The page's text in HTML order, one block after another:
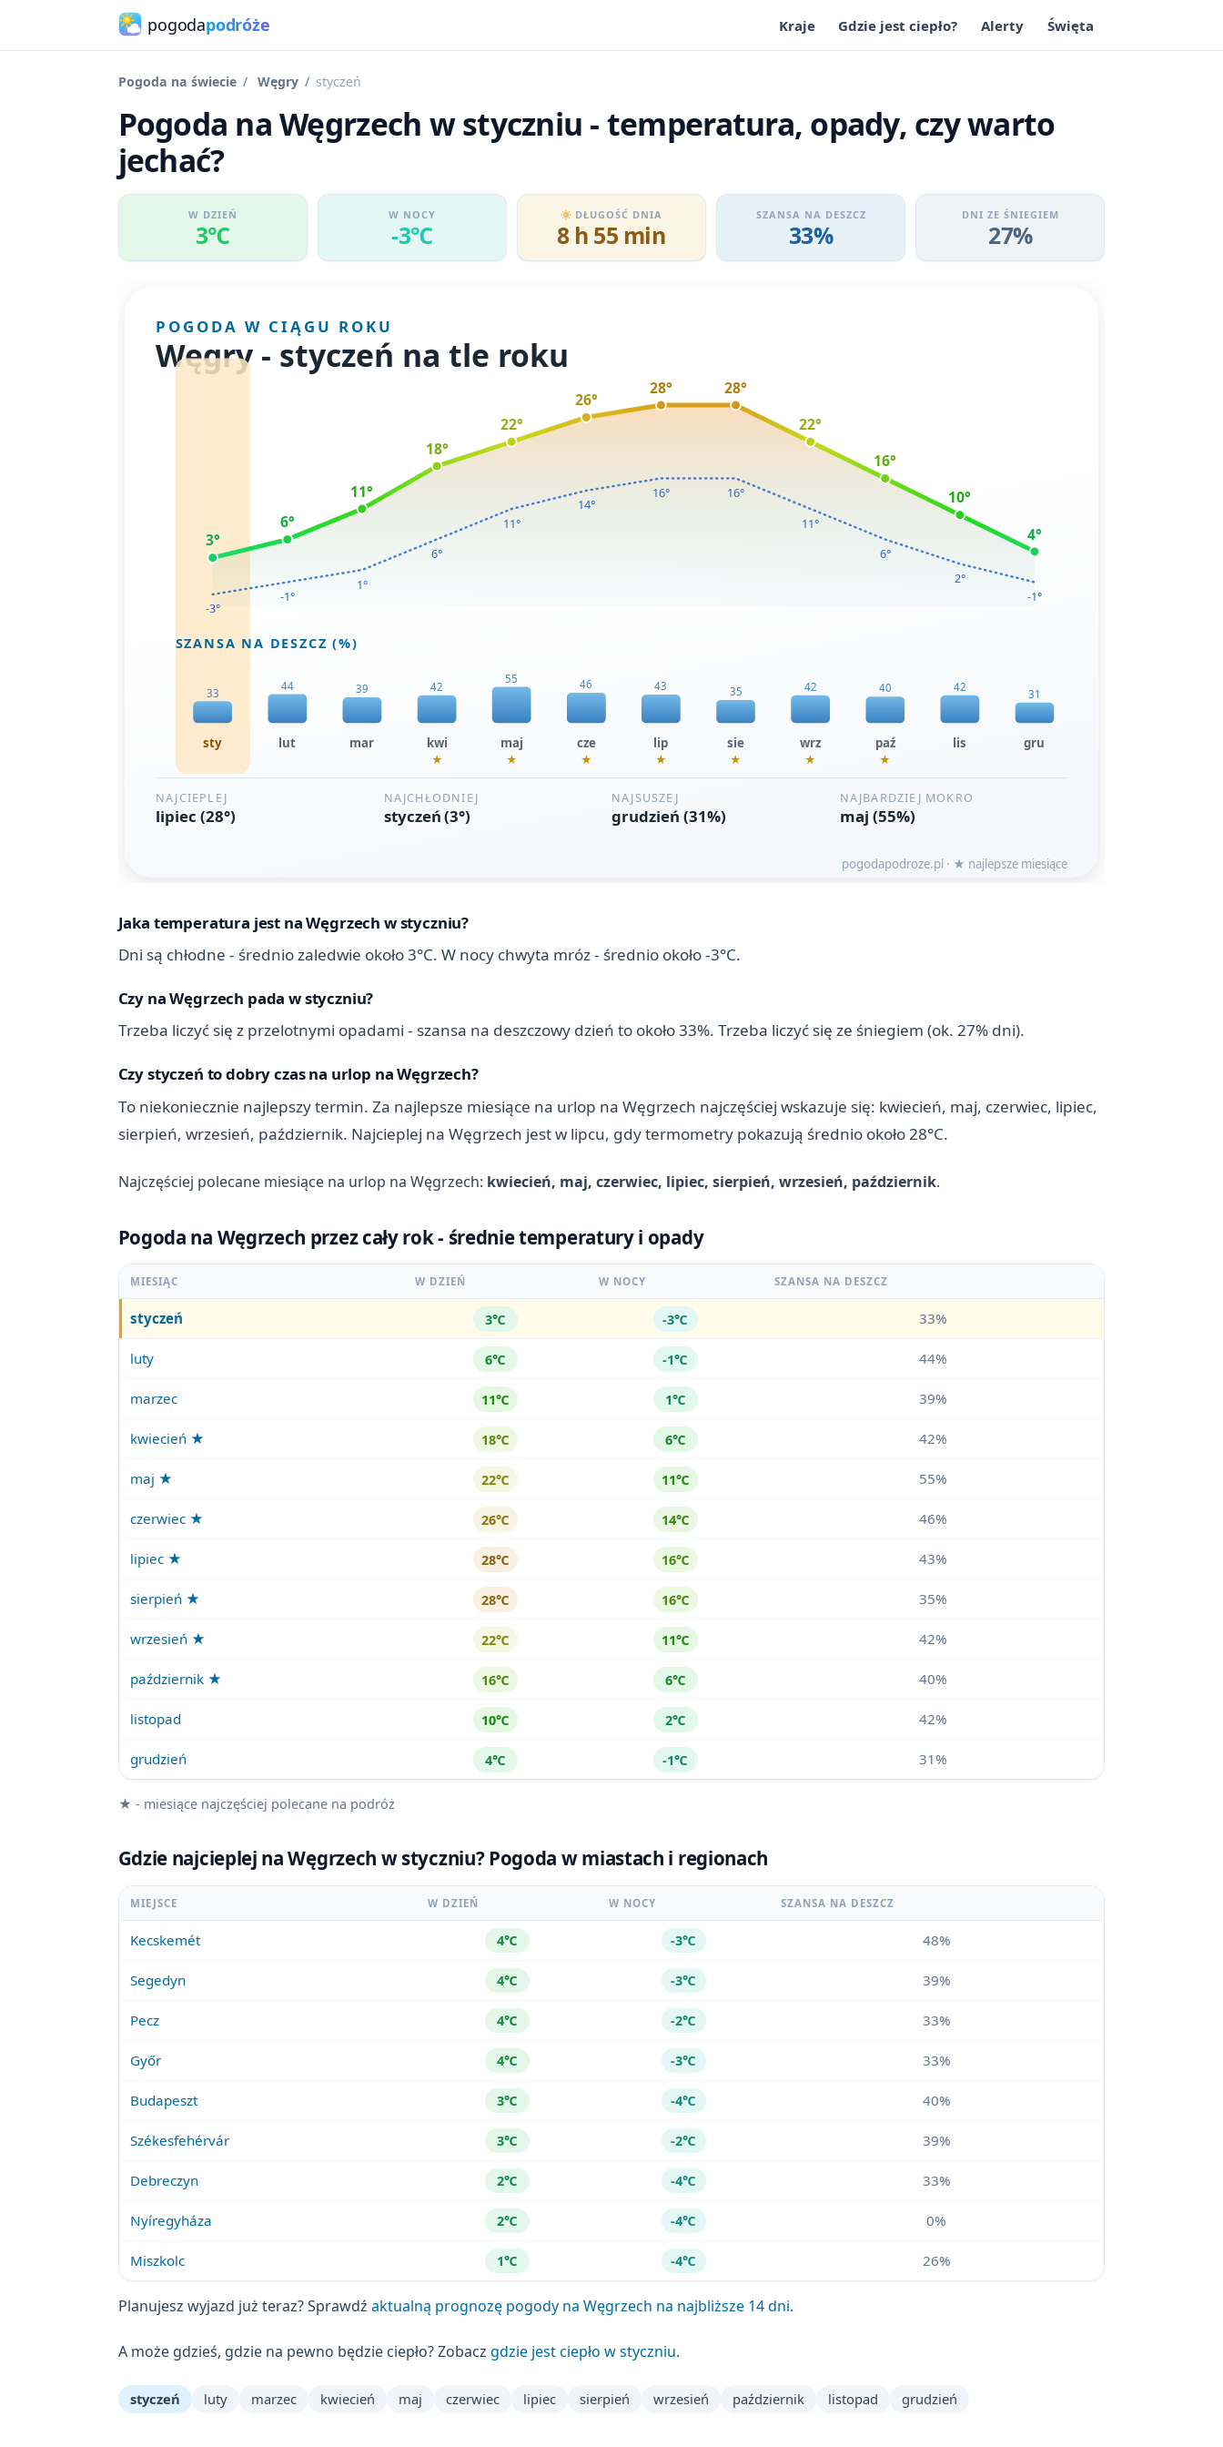
pogodapodróże Kraje Gdzie jest ciepło? Alerty Święta
Pogoda na świecie Węgry styczeń
Pogoda na Węgrzech w styczniu - temperatura, opady, czy warto
jechać?
W DZIEŃ
3℃
W NOCY
-3℃
DŁUGOŚĆ DNIA
8 h 55 min
SZANSA NA DESZCZ
33%
DNI ZE ŚNIEGIEM
27%
Jaka temperatura jest na Węgrzech w styczniu?
Dni są chłodne - średnio zaledwie około 3°C. W nocy chwyta mróz - średnio około -3°C.
Czy na Węgrzech pada w styczniu?
Trzeba liczyć się z przelotnymi opadami - szansa na deszczowy dzień to około 33%. Trzeba liczyć się ze śniegiem (ok. 27% dni).
Czy styczeń to dobry czas na urlop na Węgrzech?
To niekoniecznie najlepszy termin. Za najlepsze miesiące na urlop na Węgrzech najczęściej wskazuje się: kwiecień, maj, czerwiec, lipiec,
sierpień, wrzesień, październik. Najcieplej na Węgrzech jest w lipcu, gdy termometry pokazują średnio około 28°C.
Najczęściej polecane miesiące na urlop na Węgrzech: kwiecień, maj, czerwiec, lipiec, sierpień, wrzesień, październik.
Pogoda na Węgrzech przez cały rok - średnie temperatury i opady
MIESIĄC W DZIEŃ W NOCY SZANSA NA DESZCZ
styczeń 3℃ -3℃ 33%
luty 6℃ -1℃ 44%
marzec 11℃ 1℃ 39%
kwiecień ★ 18℃ 6℃ 42%
maj ★ 22℃ 11℃ 55%
czerwiec ★ 26℃ 14℃ 46%
lipiec ★ 28℃ 16℃ 43%
sierpień ★ 28℃ 16℃ 35%
wrzesień ★ 22℃ 11℃ 42%
październik ★ 16℃ 6℃ 40%
listopad 10℃ 2℃ 42%
grudzień 4℃ -1℃ 31%
★ - miesiące najczęściej polecane na podróż
Gdzie najcieplej na Węgrzech w styczniu? Pogoda w miastach i regionach
MIEJSCE W DZIEŃ W NOCY SZANSA NA DESZCZ
Kecskemét 4℃ -3℃ 48%
Segedyn 4℃ -3℃ 39%
Pecz 4℃ -2℃ 33%
Győr 4℃ -3℃ 33%
Budapeszt 3℃ -4℃ 40%
Székesfehérvár 3℃ -2℃ 39%
Debreczyn 2℃ -4℃ 33%
Nyíregyháza 2℃ -4℃ 0%
Miszkolc 1℃ -4℃ 26%
Planujesz wyjazd już teraz? Sprawdź aktualną prognozę pogody na Węgrzech na najbliższe 14 dni.
A może gdzieś, gdzie na pewno będzie ciepło? Zobacz gdzie jest ciepło w styczniu.
styczeń luty marzec kwiecień maj czerwiec lipiec sierpień wrzesień październik listopad grudzień